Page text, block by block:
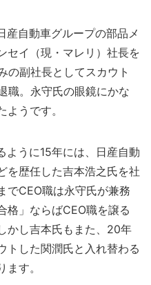
自動車グループの部品メ
セイ（現・マレリ）社長を
の副社長としてスカウト
職。永守氏の眼鏡にかな
うです。
うに15年には、日産自動
を歴任した吉本浩之氏を社
でCEO職は永守氏が兼務
格」ならばCEO職を譲る
かし吉本氏もまた、20年
トした関潤氏と入れ替わる
す。